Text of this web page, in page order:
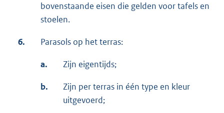
bovenstaande eisen die gelden voor tafels en
stoelen.
6. Parasols op het terras:
a. Zijn eigentijds;
b.
Zijn per terras in één type en kleur
uitgevoerd;